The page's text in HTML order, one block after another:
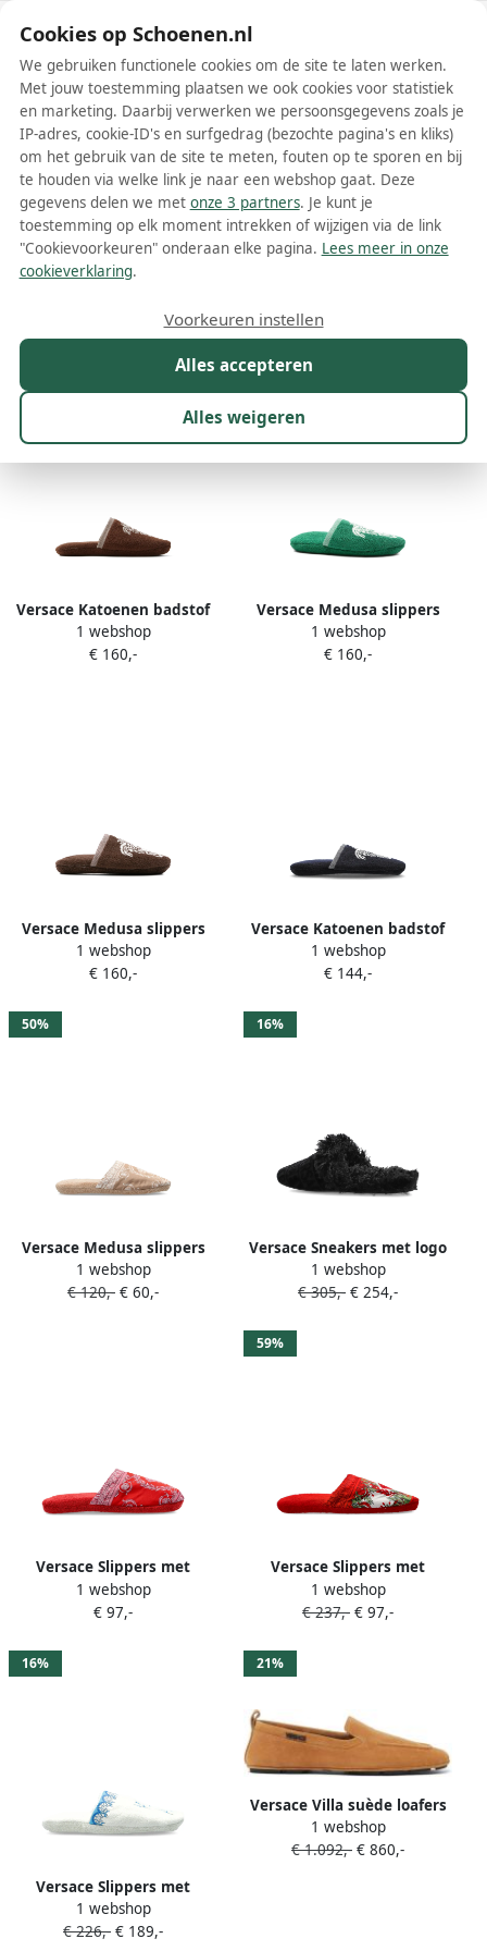
Schoenen.nl
Wis filters Alle filters
Versace dames instappers
Meer lezen
Versace Katoenen badstof
jacquard slippers Bruin
1 webshop
€ 160,-
Versace Medusa slippers
Groen
1 webshop
€ 160,-
Versace Medusa slippers
met jacquard Bruin
1 webshop
€ 160,-
Versace Katoenen badstof
slippers met jacquard
Blauw
1 webshop
€ 144,-
50%
Versace Medusa slippers
met print Beige
1 webshop
€ 120,- € 60,-
16%
Versace Sneakers met logo
Zwart
1 webshop
€ 305,- € 254,-
Versace Slippers met
Barocco-print Rood
1 webshop
€ 97,-
59%
Versace Slippers met
barokprint Rood
1 webshop
€ 237,- € 97,-
16%
Versace Slippers met
borduurwerk Wit
1 webshop
€ 226,- € 189,-
21%
Versace Villa suède loafers
Bruin
1 webshop
€ 1.092,- € 860,-
Cookies op Schoenen.nl
We gebruiken functionele cookies om de site te laten werken.
Met jouw toestemming plaatsen we ook cookies voor statistiek
en marketing. Daarbij verwerken we persoonsgegevens zoals je
IP-adres, cookie-ID's en surfgedrag (bezochte pagina's en kliks)
om het gebruik van de site te meten, fouten op te sporen en bij
te houden via welke link je naar een webshop gaat. Deze
gegevens delen we met onze 3 partners. Je kunt je
toestemming op elk moment intrekken of wijzigen via de link
"Cookievoorkeuren" onderaan elke pagina. Lees meer in onze
cookieverklaring.
Alles accepteren
Alles weigeren
Voorkeuren instellen